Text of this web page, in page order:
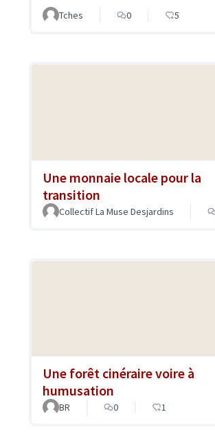
Tches 0 5
Une monnaie locale pour la
transition
Collectif La Muse Desjardins
Une forêt cinéraire voire à
humusation
BR 0 1